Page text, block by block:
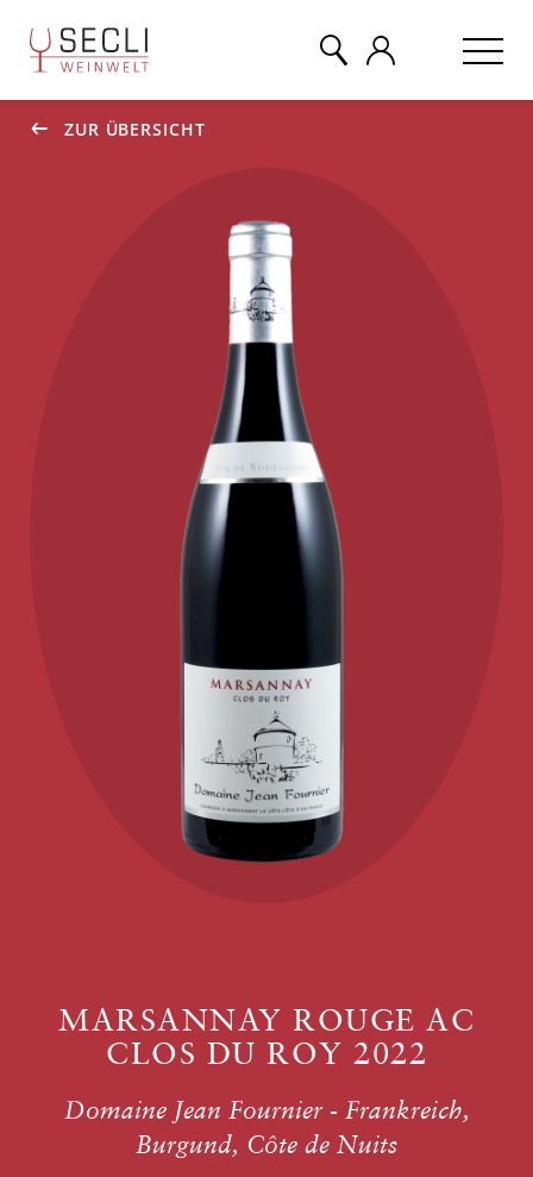
ZUR ÜBERSICHT
MARSANNAY ROUGE AC
CLOS DU ROY 2022
Domaine Jean Fournier - Frankreich,
Burgund, Côte de Nuits